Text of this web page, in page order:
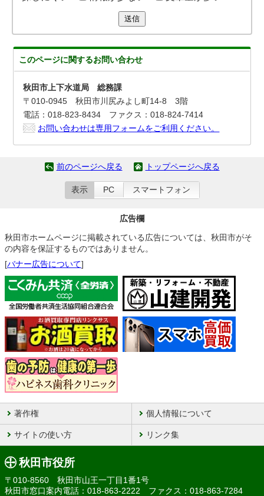
送信
このページに関するお問い合わせ
秋田市上下水道局 総務課
〒010-0945 秋田市川尻みよし町14-8 3階
電話：018-823-8434 ファクス：018-824-7414
お問い合わせは専用フォームをご利用ください。
前のページへ戻る トップページへ戻る
表示 PC スマートフォン
広告欄
秋田市ホームページに掲載されている広告については、秋田市がそ
の内容を保証するものではありません。
[バナー広告について]
著作権 個人情報について
サイトの使い方 リンク集
秋田市役所
〒010-8560 秋田市山王一丁目1番1号
秋田市窓口案内電話：018-863-2222 ファクス：018-863-7284